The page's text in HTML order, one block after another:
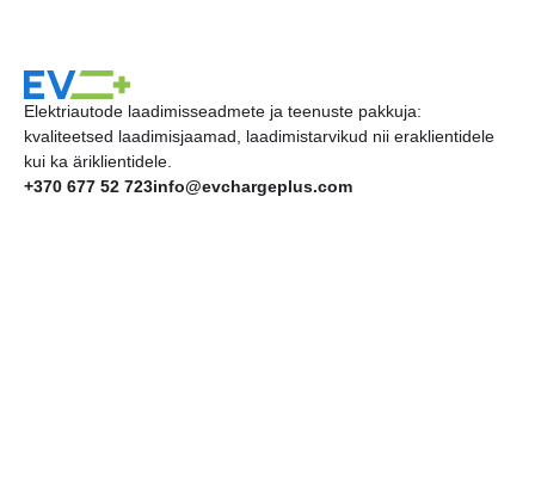
elektritarbimist, vältides nii ülekoormust ja vähendades
energiakulusid. Dünaamilise võimsuse..
Elektriautode laadimisseadmete ja teenuste pakkuja:
kvaliteetsed laadimisjaamad, laadimistarvikud nii eraklientidele
kui ka äriklientidele.
+370 677 52 723info@evchargeplus.com